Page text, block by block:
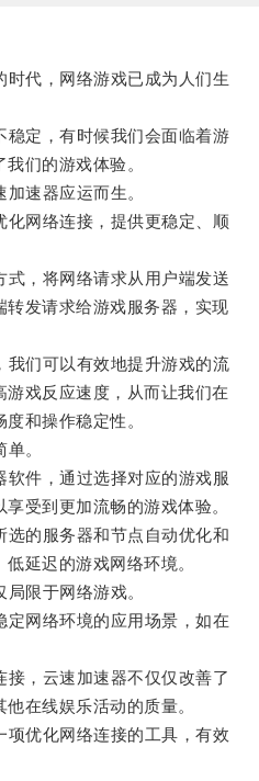
代，网络游戏已成为人们生
定，有时候我们会面临着游
们的游戏体验。
速器应运而生。
网络连接，提供更稳定、顺
，将网络请求从用户端发送
发请求给游戏服务器，实现
们可以有效地提升游戏的流
戏反应速度，从而让我们在
和操作稳定性。
。
件，通过选择对应的游戏服
受到更加流畅的游戏体验。
的服务器和节点自动优化和
延迟的游戏网络环境。
限于网络游戏。
网络环境的应用场景，如在
，云速加速器不仅仅改善了
在线娱乐活动的质量。
优化网络连接的工具，有效